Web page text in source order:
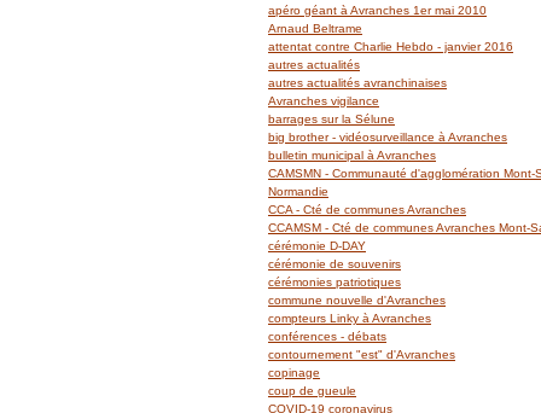
apéro géant à Avranches 1er mai 2010
Arnaud Beltrame
attentat contre Charlie Hebdo - janvier 2016
autres actualités
autres actualités avranchinaises
Avranches vigilance
barrages sur la Sélune
big brother - vidéosurveillance à Avranches
bulletin municipal à Avranches
CAMSMN - Communauté d'agglomération Mont-
Normandie
CCA - Cté de communes Avranches
CCAMSM - Cté de communes Avranches Mont-
cérémonie D-DAY
cérémonie de souvenirs
cérémonies patriotiques
commune nouvelle d'Avranches
compteurs Linky à Avranches
conférences - débats
contournement "est" d'Avranches
copinage
coup de gueule
COVID-19 coronavirus